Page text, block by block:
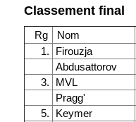
* COMPETE
* FRITZ is
PRESSURE!
* STYLE
* EVEN
Classement final
Rg Nom
1.
Firouzja
Abdusattorov
3.
MVL
Pragg'
5.
Keymer